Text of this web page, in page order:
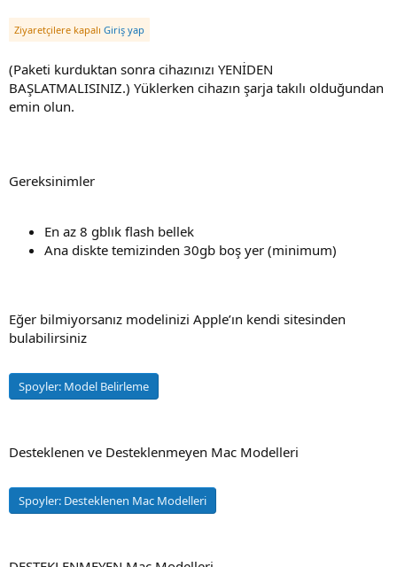
Ziyaretçilere kapalı Giriş yap
(Paketi kurduktan sonra cihazınızı YENİDEN
BAŞLATMALISINIZ.) Yüklerken cihazın şarja takılı olduğundan
emin olun.
Gereksinimler
En az 8 gblık flash bellek
Ana diskte temizinden 30gb boş yer (minimum)
Eğer bilmiyorsanız modelinizi Apple’ın kendi sitesinden
bulabilirsiniz
Spoyler: Model Belirleme
Desteklenen ve Desteklenmeyen Mac Modelleri
Spoyler: Desteklenen Mac Modelleri